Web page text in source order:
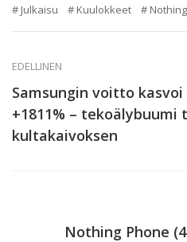
Julkaisu Kuulokkeet Nothing
EDELLINEN
Samsungin voitto
+1811% –
kultakaivoksen
Nothing Phone